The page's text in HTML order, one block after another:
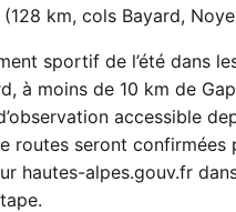
(128 km, cols Bayard,
sportif de l’été dans
à moins de 10 km de
accessible
routes seront confirmées
hautes-alpes.gouv.fr